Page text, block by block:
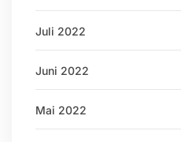
Juli 2022
Juni 2022
Mai 2022